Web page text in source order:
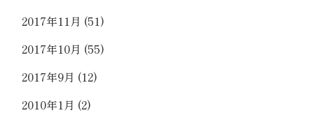
2017年11月 (51)
2017年10月 (55)
2017年9月 (12)
2010年1月 (2)